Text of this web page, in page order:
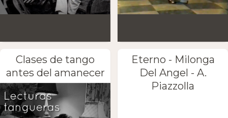
Clases de tango
antes del amanecer
Eterno - Milonga
Del Angel - A.
Piazzolla